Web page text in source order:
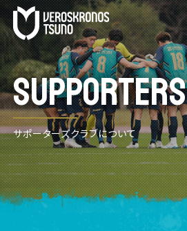
SUPPORTERS
サポーターズクラブについて